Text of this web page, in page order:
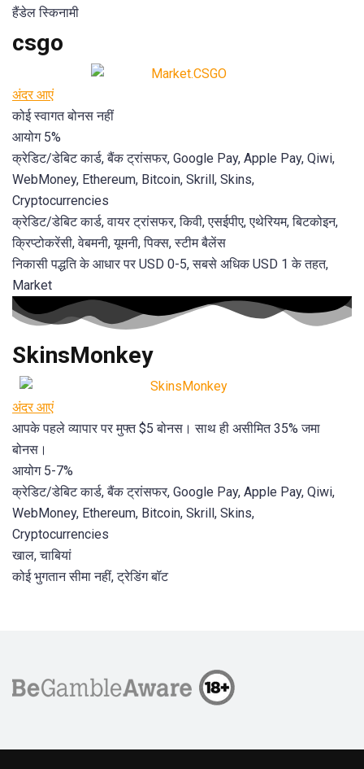
हैंडेल स्किनामी
csgo
अंदर आएं
कोई स्वागत बोनस नहीं
आयोग 5%
क्रेडिट/डेबिट कार्ड, बैंक ट्रांसफर, Google Pay, Apple Pay, Qiwi,
WebMoney, Ethereum, Bitcoin, Skrill, Skins,
Cryptocurrencies
क्रेडिट/डेबिट कार्ड, वायर ट्रांसफर, किवी, एसईपीए, एथेरियम, बिटकोइन,
क्रिप्टोकरेंसी, वेबमनी, यूमनी, पिक्स, स्टीम बैलेंस
निकासी पद्धति के आधार पर USD 0-5, सबसे अधिक USD 1 के तहत,
Market
SkinsMonkey
अंदर आएं
आपके पहले व्यापार पर मुफ्त $5 बोनस। साथ ही असीमित 35% जमा
बोनस।
आयोग 5-7%
क्रेडिट/डेबिट कार्ड, बैंक ट्रांसफर, Google Pay, Apple Pay, Qiwi,
WebMoney, Ethereum, Bitcoin, Skrill, Skins,
Cryptocurrencies
खाल, चाबियां
कोई भुगतान सीमा नहीं, ट्रेडिंग बॉट